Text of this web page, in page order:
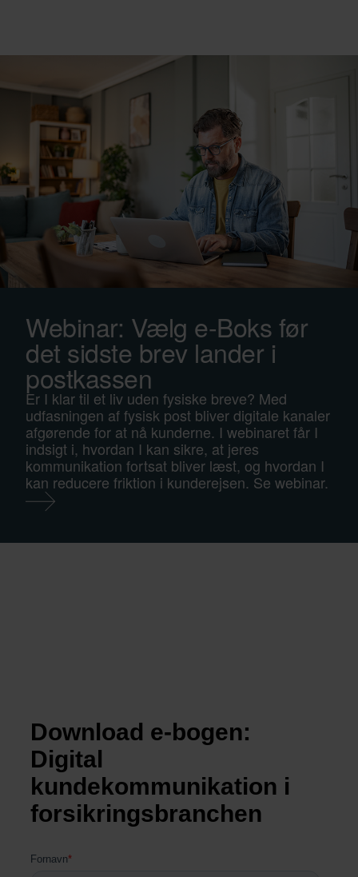
Webinar: Vælg e-Boks før
det sidste brev lander i
postkassen
Er I klar til et liv uden fysiske breve? Med
udfasningen af fysisk post bliver digitale kanaler
afgørende for at nå kunderne. I webinaret får I
indsigt i, hvordan I kan sikre, at jeres
kommunikation fortsat bliver læst, og hvordan I
kan reducere friktion i kunderejsen. Se webinar.